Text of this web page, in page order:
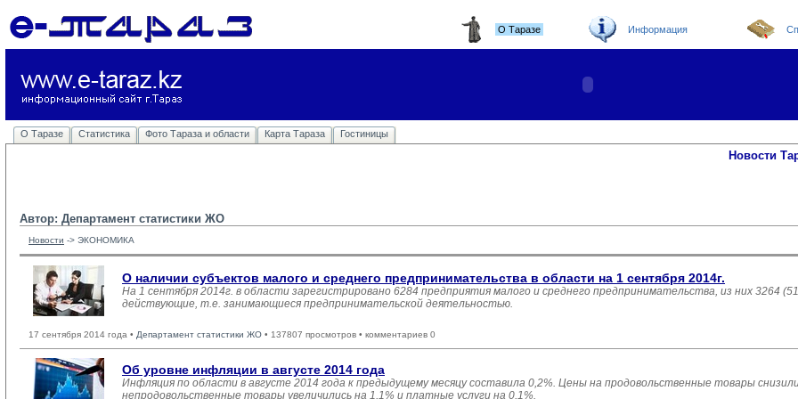
О Таразе Информация
О Таразе Статистика Фото Тараза и области Карта Тараза Гостиницы
Новости
Автор: Департамент статистики ЖО
Новости -> ЭКОНОМИКА
О наличии субъектов малого и среднего предпринимательства в области на 1 сентября 2014г.
На 1 сентября 2014г. в области зарегистрировано 6284 предприятия малого и среднего предпринимательства, из них 3264
действующие, т.е. занимающиеся предпринимательской деятельностью.
17 сентября 2014 года • Департамент статистики ЖО • 137807 просмотров • комментариев 0
Об уровне инфляции в августе 2014 года
Инфляция по области в августе 2014 года к предыдущему месяцу составила 0,2%. Цены на продовольственные товары
непродовольственные товары увеличились на 1,1% и платные услуги на 0,1%.